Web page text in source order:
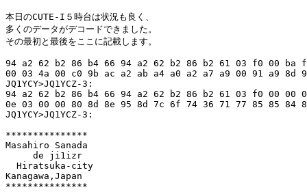
本日のCUTE-I５時台は状況も良く、
多くのデータがデコードできました。
その最初と最後をここに記載します。
94 a2 62 b2 86 b4 66 94 a2 62 b2 86 b2 61 03 f0 00
00 03 4a 00 c0 9b ac a2 ab a4 a0 a2 a7 a9 00 91 a9 8d
JQ1YCY>JQ1YCZ-3:
94 a2 62 b2 86 b4 66 94 a2 62 b2 86 b2 61 03 f0 00
0e 03 00 00 80 8d 8e 95 8d 7c 6f 74 36 71 77 85 85 84
JQ1YCY>JQ1YCZ-3:
***************
Masahiro Sanada
     de ji1izr
  Hiratsuka-city
Kanagawa,Japan
***************